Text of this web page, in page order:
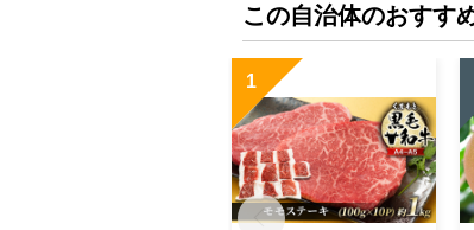
この自治体のおすす
1